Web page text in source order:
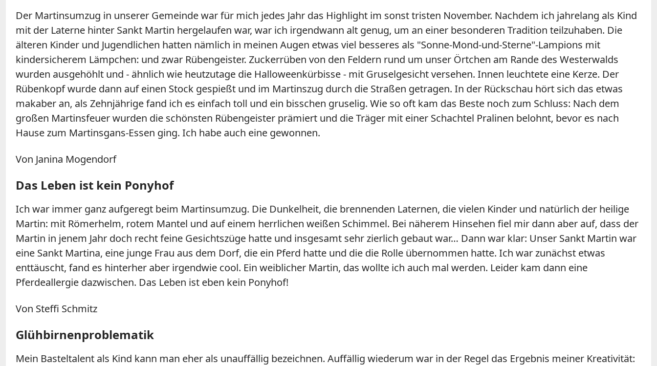
Der Martinsumzug in unserer Gemeinde war für mich jedes Jahr das Highlight im sonst tristen November. Nachdem ich jahrelang als Kind
mit der Laterne hinter Sankt Martin hergelaufen war, war ich irgendwann alt genug, um an einer besonderen Tradition teilzuhaben. Die
älteren Kinder und Jugendlichen hatten nämlich in meinen Augen etwas viel besseres als "Sonne-Mond-und-Sterne"-Lampions mit
kindersicherem Lämpchen: und zwar Rübengeister. Zuckerrüben von den Feldern rund um unser Örtchen am Rande des Westerwalds
wurden ausgehöhlt und - ähnlich wie heutzutage die Halloweenkürbisse - mit Gruselgesicht versehen. Innen leuchtete eine Kerze. Der
Rübenkopf wurde dann auf einen Stock gespießt und im Martinszug durch die Straßen getragen. In der Rückschau hört sich das etwas
makaber an, als Zehnjährige fand ich es einfach toll und ein bisschen gruselig. Wie so oft kam das Beste noch zum Schluss: Nach dem
großen Martinsfeuer wurden die schönsten Rübengeister prämiert und die Träger mit einer Schachtel Pralinen belohnt, bevor es nach
Hause zum Martinsgans-Essen ging. Ich habe auch eine gewonnen.
Von Janina Mogendorf
Das Leben ist kein Ponyhof
Ich war immer ganz aufgeregt beim Martinsumzug. Die Dunkelheit, die brennenden Laternen, die vielen Kinder und natürlich der heilige
Martin: mit Römerhelm, rotem Mantel und auf einem herrlichen weißen Schimmel. Bei näherem Hinsehen fiel mir dann aber auf, dass der
Martin in jenem Jahr doch recht feine Gesichtszüge hatte und insgesamt sehr zierlich gebaut war… Dann war klar: Unser Sankt Martin war
eine Sankt Martina, eine junge Frau aus dem Dorf, die ein Pferd hatte und die die Rolle übernommen hatte. Ich war zunächst etwas
enttäuscht, fand es hinterher aber irgendwie cool. Ein weiblicher Martin, das wollte ich auch mal werden. Leider kam dann eine
Pferdeallergie dazwischen. Das Leben ist eben kein Ponyhof!
Von Steffi Schmitz
Glühbirnenproblematik
Mein Basteltalent als Kind kann man eher als unauffällig bezeichnen. Auffällig wiederum war in der Regel das Ergebnis meiner Kreativität: